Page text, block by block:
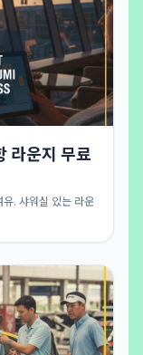
라운지 무료
. 샤워실 있는 라운